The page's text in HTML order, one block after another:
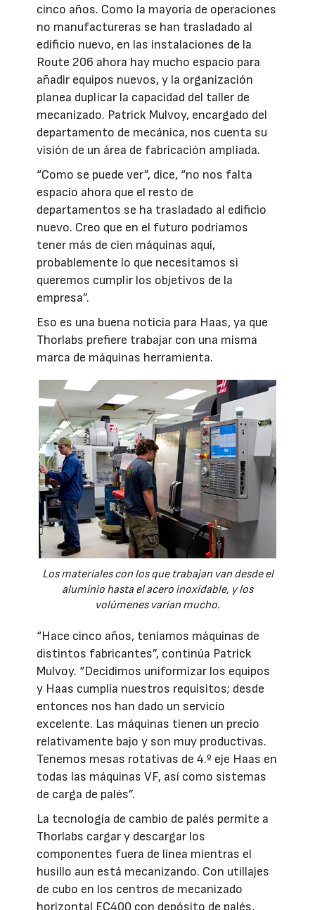
cinco años. Como la mayoría de operaciones
no manufactureras se han trasladado al
edificio nuevo, en las instalaciones de la
Route 206 ahora hay mucho espacio para
añadir equipos nuevos, y la organización
planea duplicar la capacidad del taller de
mecanizado. Patrick Mulvoy, encargado del
departamento de mecánica, nos cuenta su
visión de un área de fabricación ampliada.
“Como se puede ver”, dice, “no nos falta
espacio ahora que el resto de
departamentos se ha trasladado al edificio
nuevo. Creo que en el futuro podríamos
tener más de cien máquinas aquí,
probablemente lo que necesitamos si
queremos cumplir los objetivos de la
empresa”.
Eso es una buena noticia para Haas, ya que
Thorlabs prefiere trabajar con una misma
marca de máquinas herramienta.
Los materiales con los que trabajan van desde el
aluminio hasta el acero inoxidable, y los
volúmenes varían mucho.
“Hace cinco años, teníamos máquinas de
distintos fabricantes”, continúa Patrick
Mulvoy. “Decidimos uniformizar los equipos
y Haas cumplía nuestros requisitos; desde
entonces nos han dado un servicio
excelente. Las máquinas tienen un precio
relativamente bajo y son muy productivas.
Tenemos mesas rotativas de 4.º eje Haas en
todas las máquinas VF, así como sistemas
de carga de palés”.
La tecnología de cambio de palés permite a
Thorlabs cargar y descargar los
componentes fuera de línea mientras el
husillo aun está mecanizando. Con utillajes
de cubo en los centros de mecanizado
horizontal EC400 con depósito de palés,